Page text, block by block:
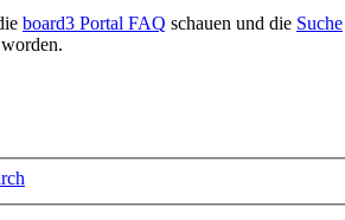
board3 Portal FAQ schauen und die Suche